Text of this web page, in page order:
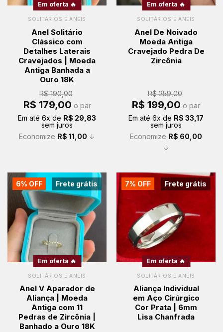
Em oferta 🔥
SOLITÁRIOS E ANÉIS
Anel Solitário
Clássico com
Detalhes Laterais
Cravejados | Moeda
Antiga Banhada a
Ouro 18K
R$190,00
O
preço
era:
R$ 190,00.
R$ 179,00preço
é:
R$ 179,00.
o par
Em até 6x de R$ 29,83
sem juros
Economize R$ 11,00 ↓
Em oferta 🔥
SOLITÁRIOS E ANÉIS
Anel De Noivado
Moeda Antiga
Cravejado Pedra De
Zircônia
R$259,00
O
preço
era:
R$ 259,00.
R$ 199,00 preço
é:
R$ 199,00.
o par
Em até 6x de R$ 33,17
sem juros
Economize R$ 60,00
↓
Frete grátis
6% OFF
Em oferta 🔥
SOLITÁRIOS E ANÉIS
Anel V Aparador de
Aliança | Moeda
Antiga com 11
Pedras de Zircônia |
Banhado a Ouro 18K
Frete grátis
7% OFF
Em oferta 🔥
SOLITÁRIOS E ANÉIS
Aliança Individual
em Aço Cirúrgico
Cor Prata | 6mm
Lisa Chanfrada